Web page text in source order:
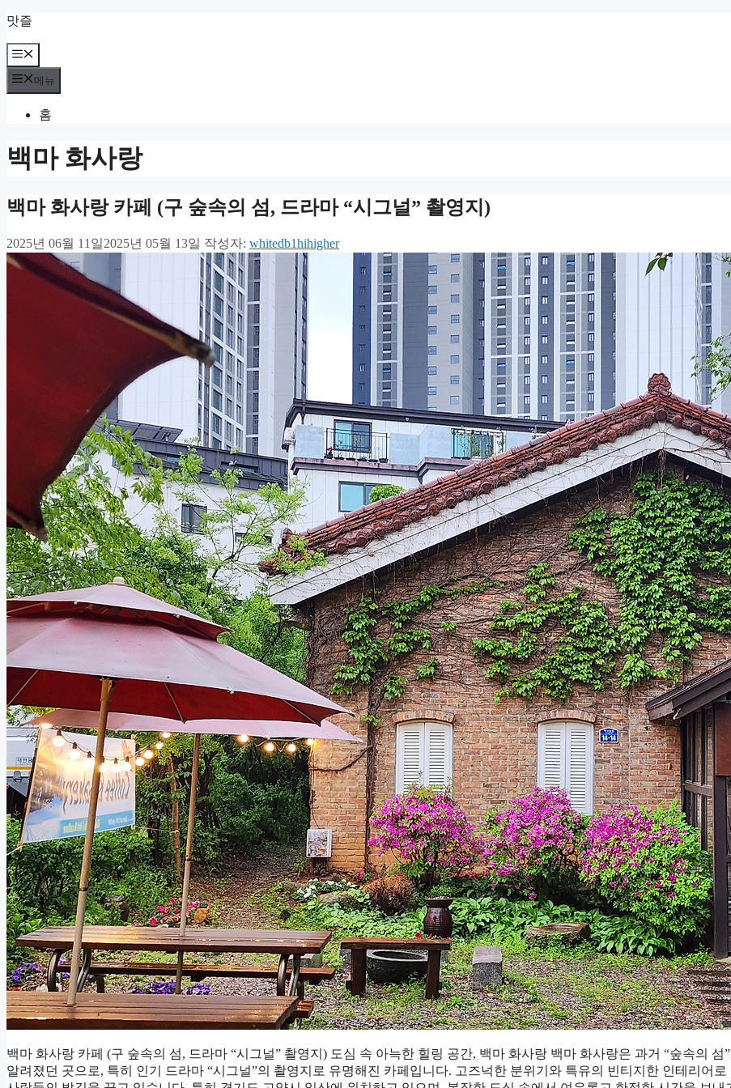
컨
츠
로
맛즐
메
뉴
메뉴
홈
백마 화사랑
백마 화사랑 카페 (구 숲속의 섬, 드라마 “시그널” 촬영지)
2025년 06월 11일2025년 05월 13일 작성자: whitedb1hihigher
백마 화사랑 카페 (구 숲속의 섬, 드라마 “시그널” 촬영지) 도심 속 아늑한 힐링 공간, 백마 화사랑 백마 화사랑은 과거 “숲속의 섬
알려졌던 곳으로, 특히 인기 드라마 “시그널”의 촬영지로 유명해진 카페입니다. 고즈넉한 분위기와 특유의 빈티지한 인테리어로